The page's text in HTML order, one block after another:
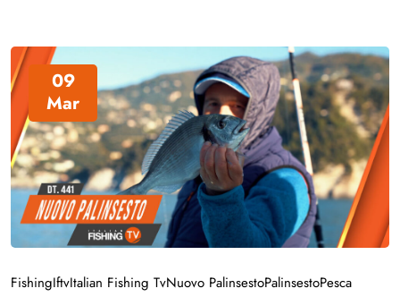
09
Mar
FishingIftvItalian Fishing TvNuovo PalinsestoPalinsestoPesca